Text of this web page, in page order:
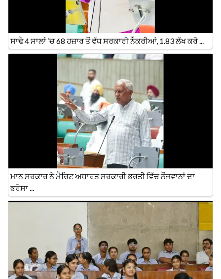
ਸਾਢੇ 4 ਸਾਲਾਂ ‘ਚ 68 ਹਜ਼ਾਰ ਤੋਂ ਵੱਧ ਸਰਕਾਰੀ ਨੌਕਰੀਆਂ, 1.83 ਲੱਖ ਕਰੋ ...
ਮਾਨ ਸਰਕਾਰ ਨੇ ਮੈਰਿਟ ਅਧਾਰਤ ਸਰਕਾਰੀ ਭਰਤੀ ਵਿੱਚ ਨੌਜਵਾਨਾਂ ਦਾ
ਭਰੋਸਾ ...